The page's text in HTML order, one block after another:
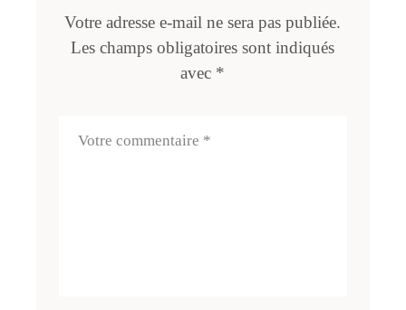
Votre adresse e-mail ne sera pas publiée.
Les champs obligatoires sont indiqués
avec *